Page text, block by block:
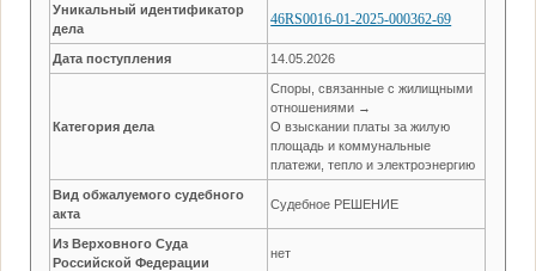
Уникальный идентификатор
дела
46RS0016-01-2025-000362-69
Дата поступления 14.05.2026
Категория дела
Споры, связанные с жилищными
отношениями →
О взыскании платы за жилую
площадь и коммунальные
платежи, тепло и электроэнергию
Вид обжалуемого судебного
акта
Судебное РЕШЕНИЕ
Из Верховного Суда
Российской Федерации
нет